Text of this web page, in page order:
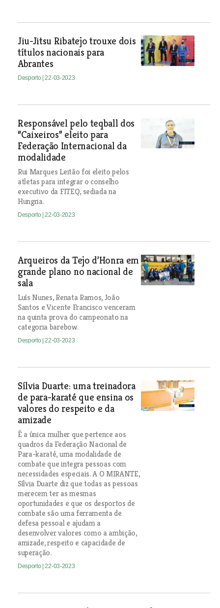
Jiu-Jitsu Ribatejo trouxe dois
títulos nacionais para
Abrantes
Desporto | 22-03-2023
Responsável pelo teqball dos
“Caixeiros” eleito para
Federação Internacional da
modalidade
Rui Marques Leitão foi eleito pelos
atletas para integrar o conselho
executivo da FITEQ, sediada na
Hungria.
Desporto | 22-03-2023
Arqueiros da Tejo d’Honra em
grande plano no nacional de
sala
Luís Nunes, Renata Ramos, João
Santos e Vicente Francisco venceram
na quinta prova do campeonato na
categoria barebow.
Desporto | 22-03-2023
Sílvia Duarte: uma treinadora
de para-karaté que ensina os
valores do respeito e da
amizade
É a única mulher que pertence aos
quadros da Federação Nacional de
Para-karaté, uma modalidade de
combate que integra pessoas com
necessidades especiais. A O MIRANTE,
Sílvia Duarte diz que todas as pessoas
merecem ter as mesmas
oportunidades e que os desportos de
combate são uma ferramenta de
defesa pessoal e ajudam a
desenvolver valores como a ambição,
amizade, respeito e capacidade de
superação.
Desporto | 22-03-2023